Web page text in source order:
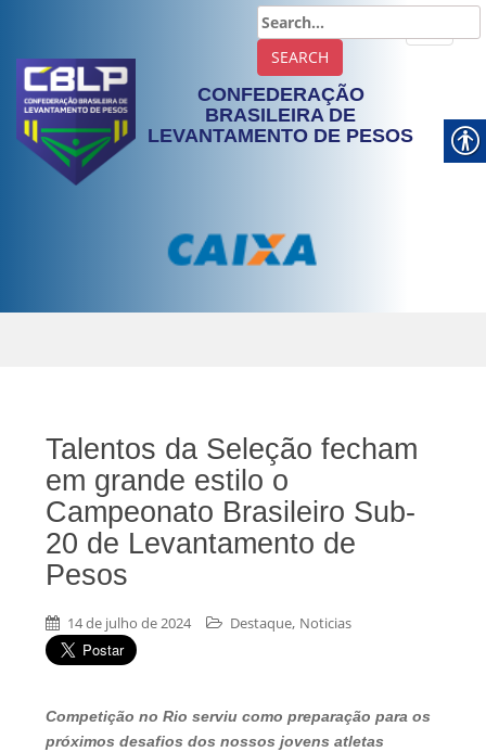
CONFEDERAÇÃO
BRASILEIRA DE
LEVANTAMENTO DE PESOS
Talentos da Seleção fecham
em grande estilo o
Campeonato Brasileiro Sub-
20 de Levantamento de
Pesos
14 de julho de 2024 Destaque, Noticias
Competição no Rio serviu como preparação para os
próximos desafios dos nossos jovens atletas